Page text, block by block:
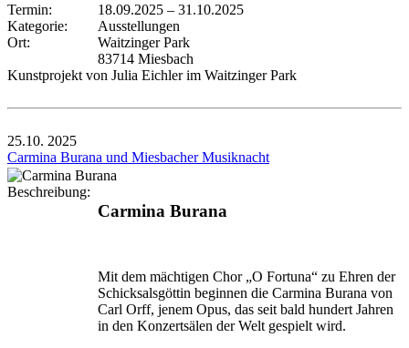
Termin: 18.09.2025 – 31.10.2025
Kategorie:
Ausstellungen
Ort:
Waitzinger Park
83714 Miesbach
Kunstprojekt von Julia Eichler im Waitzinger Park
25.10. 2025
Carmina Burana und Miesbacher Musiknacht
Beschreibung:
Carmina Burana
Mit dem mächtigen Chor „O Fortuna“ zu Ehren der
Schick­salsgöttin beginnen die Carmina Burana von
Carl Orff, jenem Opus, das seit bald hundert Jahren
in den Konzert­sälen der Welt gespielt wird.